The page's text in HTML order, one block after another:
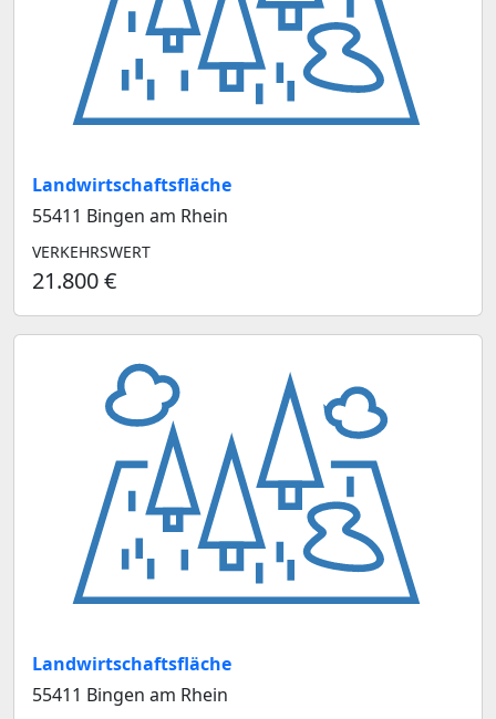
Landwirtschaftsfläche
55411 Bingen am Rhein
VERKEHRSWERT
21.800 €
Landwirtschaftsfläche
55411 Bingen am Rhein